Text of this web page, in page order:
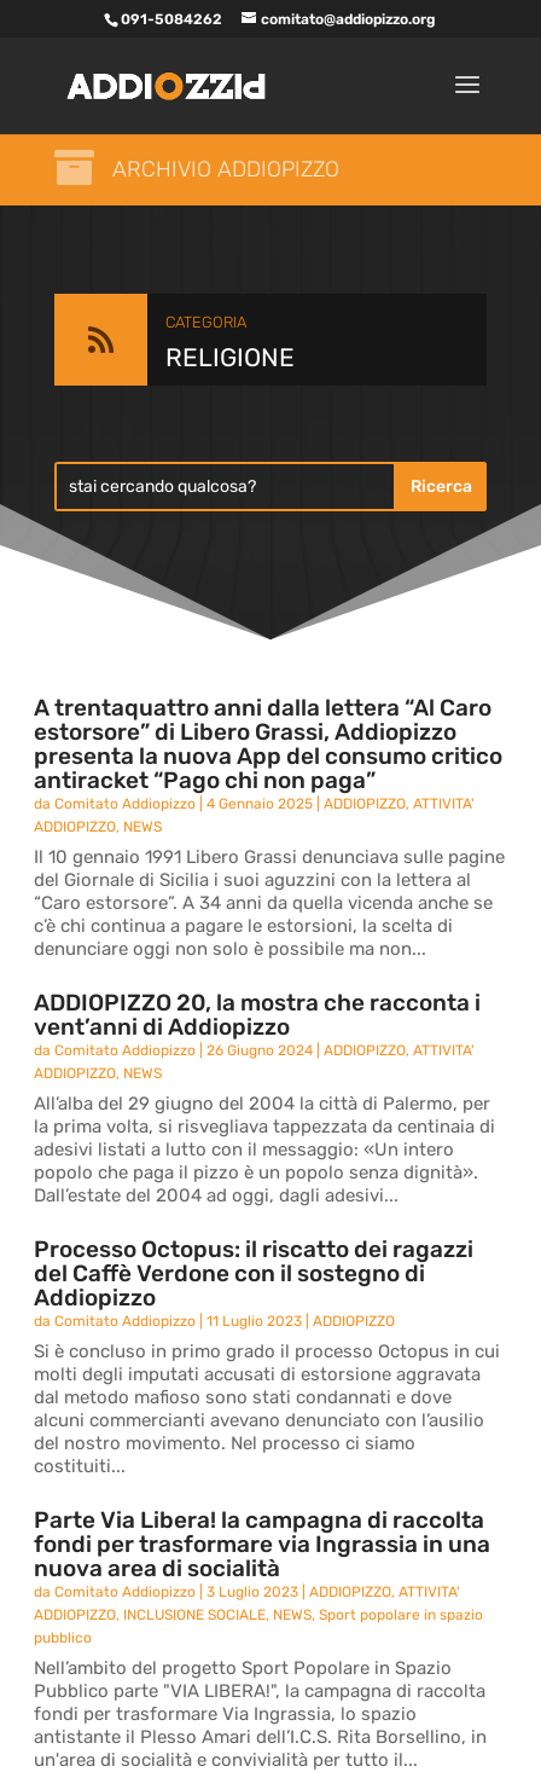
091-5084262 comitato@addiopizzo.org
 ARCHIVIO ADDIOPIZZO

CATEGORIA
RELIGIONE
A trentaquattro anni dalla lettera “Al Caro
estorsore” di Libero Grassi, Addiopizzo
presenta la nuova App del consumo critico
antiracket “Pago chi non paga”
daComitato Addiopizzo |4 Gennaio 2025 |ADDIOPIZZO,ATTIVITA'
ADDIOPIZZO, NEWS
Il 10 gennaio 1991 Libero Grassi denunciava sulle pagine
del Giornale di Sicilia i suoi aguzzini con la lettera al
“Caro estorsore”. A 34 anni da quella vicenda anche se
c’è chi continua a pagare le estorsioni, la scelta di
denunciare oggi non solo è possibile ma non...
ADDIOPIZZO 20, la mostra che racconta i
vent’anni di Addiopizzo
daComitato Addiopizzo |26 Giugno 2024 |ADDIOPIZZO,ATTIVITA'
ADDIOPIZZO, NEWS
All’alba del 29 giugno del 2004 la città di Palermo, per
la prima volta, si risvegliava tappezzata da centinaia di
adesivi listati a lutto con il messaggio: «Un intero
popolo che paga il pizzo è un popolo senza dignità».
Dall’estate del 2004 ad oggi, dagli adesivi...
Processo Octopus: il riscatto dei ragazzi
del Caffè Verdone con il sostegno di
Addiopizzo
daComitato Addiopizzo |11 Luglio 2023 |ADDIOPIZZO
Si è concluso in primo grado il processo Octopus in cui
molti degli imputati accusati di estorsione aggravata
dal metodo mafioso sono stati condannati e dove
alcuni commercianti avevano denunciato con l’ausilio
del nostro movimento. Nel processo ci siamo
costituiti...
Parte Via Libera! la campagna di raccolta
fondi per trasformare via Ingrassia in una
nuova area di socialità
daComitato Addiopizzo |3 Luglio 2023 |ADDIOPIZZO,ATTIVITA'
ADDIOPIZZO, INCLUSIONE SOCIALE, NEWS,Sport popolare in spazio
pubblico
Nell’ambito del progetto Sport Popolare in Spazio
Pubblico parte "VIA LIBERA!", la campagna di raccolta
fondi per trasformare Via Ingrassia, lo spazio
antistante il Plesso Amari dell’I.C.S. Rita Borsellino, in
un'area di socialità e convivialità per tutto il...